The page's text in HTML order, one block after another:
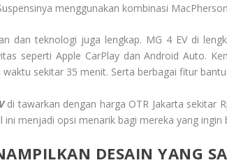
menggunakan kombinasi
dan teknologi juga lengkap. MG 4 EV di
seperti Apple CarPlay dan Android Auto.
sekitar 35 menit. Serta berbagai fitur
di tawarkan dengan harga OTR Jakarta sekitar
ini menjadi opsi menarik bagi mereka yang
DESAIN YANG